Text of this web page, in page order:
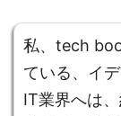
私、tech
ている、イ
IT業界へは